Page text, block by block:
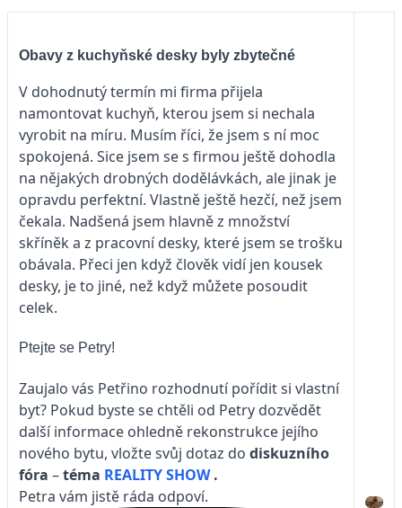
Obavy z kuchyňské desky byly zbytečné
V dohodnutý termín mi firma přijela
namontovat kuchyň, kterou jsem si nechala
vyrobit na míru. Musím říci, že jsem s ní moc
spokojená. Sice jsem se s firmou ještě dohodla
na nějakých drobných dodělávkách, ale jinak je
opravdu perfektní. Vlastně ještě hezčí, než jsem
čekala. Nadšená jsem hlavně z množství
skříněk a z pracovní desky, které jsem se trošku
obávala. Přeci jen když člověk vidí jen kousek
desky, je to jiné, než když můžete posoudit
celek.
Ptejte se Petry!
Zaujalo vás Petřino rozhodnutí pořídit si vlastní
byt? Pokud byste se chtěli od Petry dozvědět
další informace ohledně rekonstrukce jejího
nového bytu, vložte svůj dotaz do diskuzního
fóra –téma REALITY SHOW.
Petra vám jistě ráda odpoví.